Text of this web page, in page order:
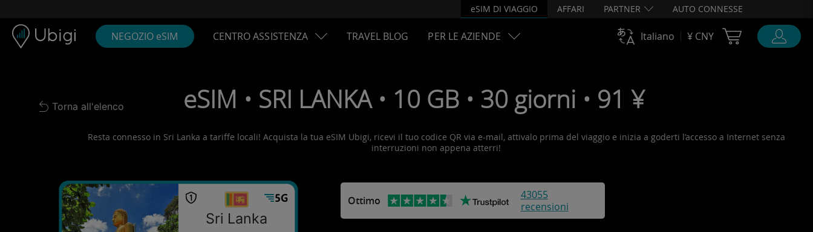
eSIM DI VIAGGIO AFFARI PARTNER AUTO CONNESSE
NEGOZIO eSIM CENTRO ASSISTENZA TRAVEL BLOG PER LE AZIENDE Italiano ¥ CNY Cart Ubigi
Back to list
Torna all'elenco eSIM • SRI LANKA • 10 GB • 30 giorni • 91 ¥
Resta connesso in Sri Lanka a tariffe locali! Acquista la tua eSIM Ubigi, ricevi il tuo codice QR via e-mail, attivalo prima del viaggio e inizia a goderti l’accesso a Internet senza
interruzioni non appena atterri!
Sri Lanka
Ottimo
43055
recensioni